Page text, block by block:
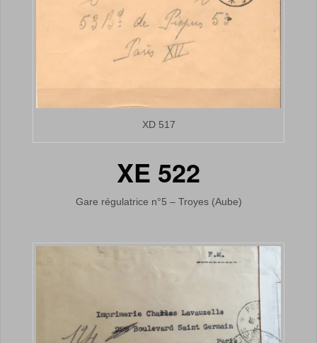
XD 517
XE 522
Gare régulatrice n°5 – Troyes (Aube)